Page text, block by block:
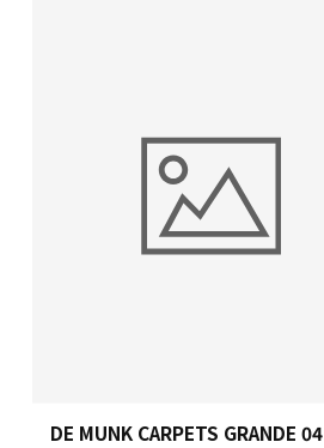
DE MUNK CARPETS GRANDE 04